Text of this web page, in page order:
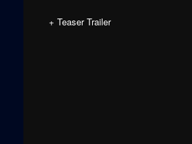
+ Teaser Trailer